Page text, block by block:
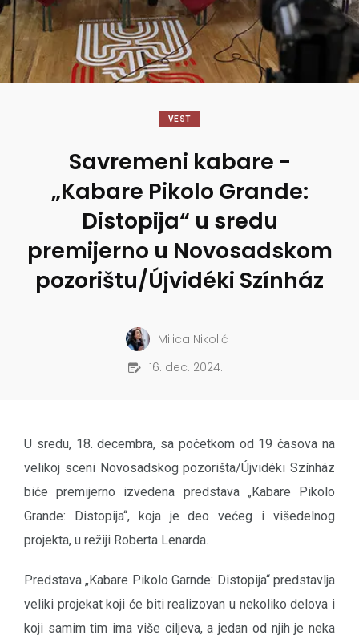
VEST
Savremeni kabare -
„Kabare Pikolo Grande:
Distopija“ u sredu
premijerno u Novosadskom
pozorištu/Újvidéki Színház
Milica Nikolić
16. dec. 2024.
U sredu, 18. decembra, sa početkom od 19 časova na
velikoj sceni Novosadskog pozorišta/Újvidéki Színház
biće premijerno izvedena predstava „Kabare Pikolo
Grande: Distopija“, koja je deo većeg i višedelnog
projekta, u režiji Roberta Lenarda.
Predstava „Kabare Pikolo Garnde: Distopija“ predstavlja
veliki projekat koji će biti realizovan u nekoliko delova i
koji samim tim ima više ciljeva, a jedan od njih je neka